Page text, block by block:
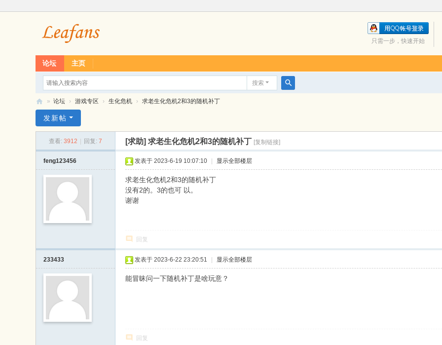
只需一步，快速开始
论坛 主页
搜索
ea
» 论坛 › 游戏专区 › 生化危机 › 求老生化危机2和3的随机补丁
发新帖
查看: 3912 回复: 7 [求助] 求老生化危机2和3的随机补丁 [复制链接]
feng123456 发表于 2023-6-19 10:07:10 显示全部楼层
求老生化危机2和3的随机补丁
没有2的。3的也可 以。
谢谢
回复
233433 发表于 2023-6-22 23:20:51 显示全部楼层
能冒昧问一下随机补丁是啥玩意？
回复